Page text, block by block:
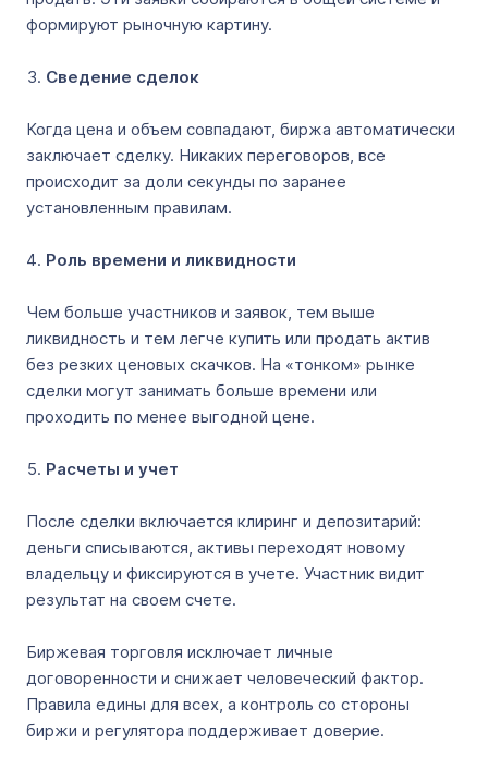
формируют рыночную картину.
Сведение сделок
Когда цена и объем совпадают, биржа автоматически
заключает сделку. Никаких переговоров, все
происходит за доли секунды по заранее
установленным правилам.
Роль времени и ликвидности
Чем больше участников и заявок, тем выше
ликвидность и тем легче купить или продать актив
без резких ценовых скачков. На «тонком» рынке
сделки могут занимать больше времени или
проходить по менее выгодной цене.
Расчеты и учет
После сделки включается клиринг и депозитарий:
деньги списываются, активы переходят новому
владельцу и фиксируются в учете. Участник видит
результат на своем счете.
Биржевая торговля исключает личные
договоренности и снижает человеческий фактор.
Правила едины для всех, а контроль со стороны
биржи и регулятора поддерживает доверие.